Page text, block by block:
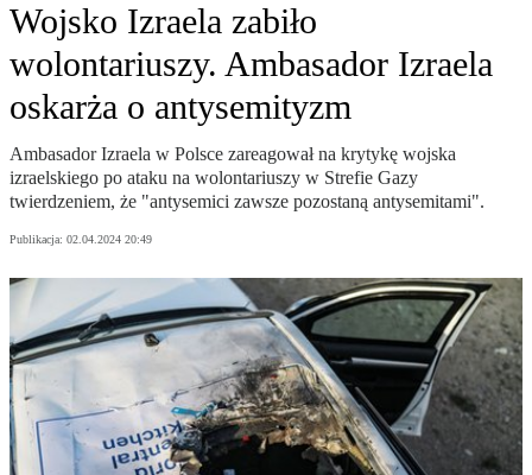
Wojsko Izraela zabiło
wolontariuszy. Ambasador Izraela
oskarża o antysemityzm
Ambasador Izraela w Polsce zareagował na krytykę wojska
izraelskiego po ataku na wolontariuszy w Strefie Gazy
twierdzeniem, że "antysemici zawsze pozostaną antysemitami".
Publikacja: 02.04.2024 20:49